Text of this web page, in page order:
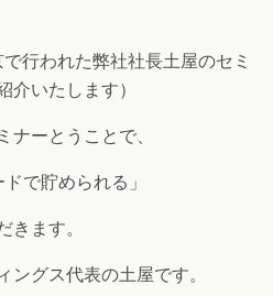
行われた弊社社長土屋のセミ
いたします）
ーとうことで、
で貯められる」
ます。
グス代表の土屋です。